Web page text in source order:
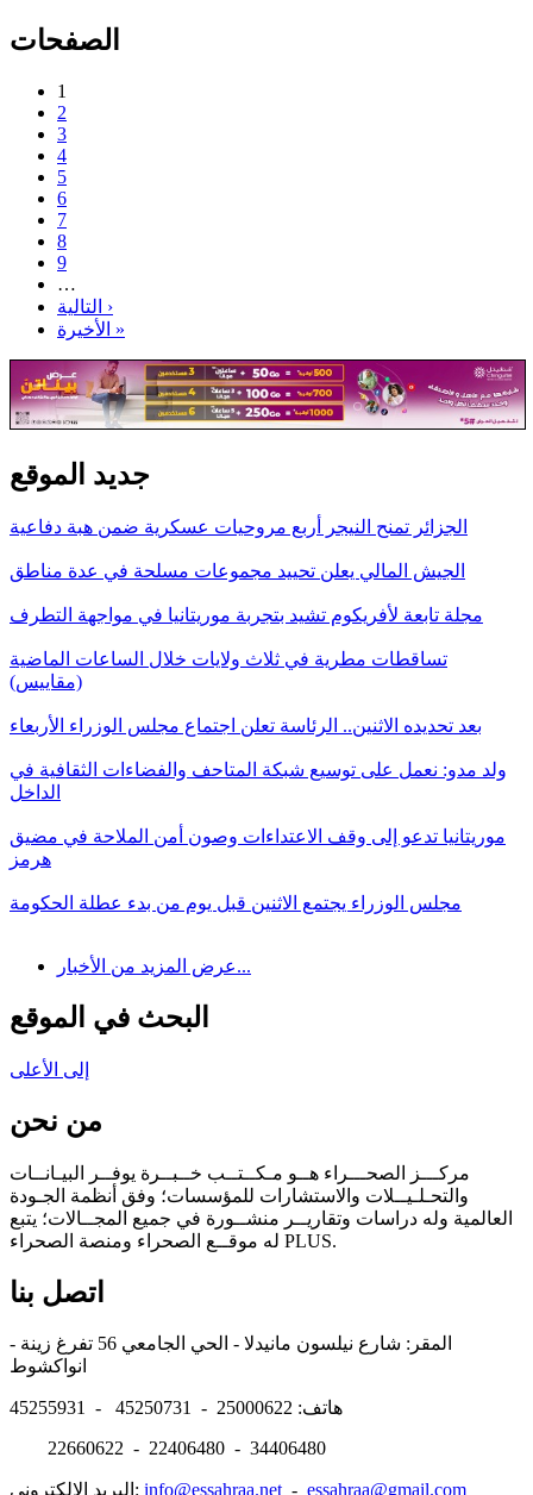
الصفحات
1
2
3
4
5
6
7
8
9
…
التالية ›
الأخيرة »
جديد الموقع
الجزائر تمنح النيجر أربع مروحيات عسكرية ضمن هبة دفاعية
الجيش المالي يعلن تحييد مجموعات مسلحة في عدة مناطق
مجلة تابعة لأفريكوم تشيد بتجربة موريتانيا في مواجهة التطرف
تساقطات مطرية في ثلاث ولايات خلال الساعات الماضية
(مقاييس)
بعد تحديده الاثنين.. الرئاسة تعلن اجتماع مجلس الوزراء الأربعاء
ولد مدو: نعمل على توسيع شبكة المتاحف والفضاءات الثقافية في
الداخل
موريتانيا تدعو إلى وقف الاعتداءات وصون أمن الملاحة في مضيق
هرمز
مجلس الوزراء يجتمع الاثنين قبل يوم من بدء عطلة الحكومة
عرض المزيد من الأخبار...
البحث في الموقع
إلى الأعلى
من نحن
مركـــز الصحـــراء هــو مـكــتــب خــبــرة يوفــر البيـانــات
والتحـلـيــلات والاستشارات للمؤسسات؛ وفق أنظمة الجـودة
العالمية وله دراسات وتقاريــر منشــورة في جميع المجــالات؛ يتبع
له موقــع الصحراء ومنصة الصحراء PLUS.
اتصل بنا
المقر: شارع نيلسون مانيدلا - الحي الجامعي 56 تفرغ زينة -
هاتف: 25000622 - 45250731 - 45255931
22660622 - 22406480 - 34406480
البريد الالكتروني: info@essahraa.net - essahraa@gmail.com